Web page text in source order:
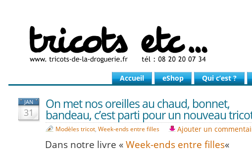
Accueil eShop Qui c’est ?
JAN
31
On met nos oreilles au chaud, bonnet,
bandeau, c’est parti pour un nouveau
Modèles tricot, Week-ends entre filles Ajouter un
Dans notre livre « Week-ends entre filles«